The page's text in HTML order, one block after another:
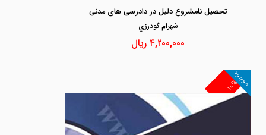
تحصیل نامشروع دلیل در دادرسی های مدنی
شهرام گودرزي
۴,۲۰۰,۰۰۰ریال
۱۰%
موجود